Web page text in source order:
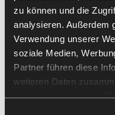
zu können und die
analysieren. Außerdem
Verwendung unserer
soziale Medien,
Partner führen diese
weiteren Daten
haben oder die sie im
cada vez es más difícil»,
general deTROST
Rahden. «Nuestro
funcionen sin fallos, al
de los operarios».
para la construcción de
normalmente en series